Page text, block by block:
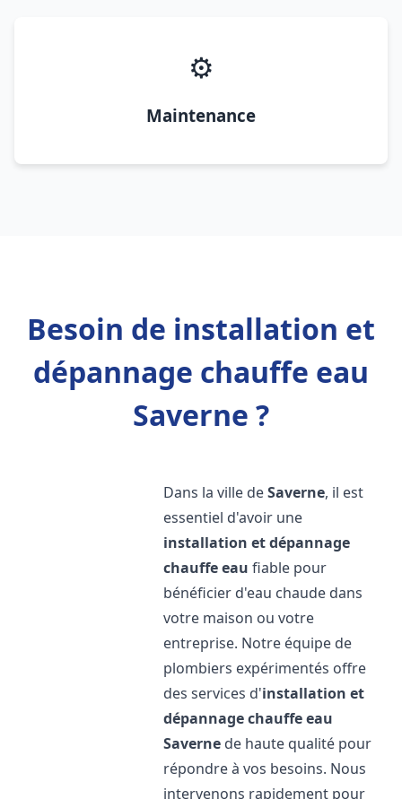
⚙️
Maintenance
Besoin de installation et
dépannage chauffe eau
Saverne ?
Dans la ville deSaverne, il est
essentiel d'avoir une
installation et dépannage
chauffe eau fiable pour
bénéficier d'eau chaude dans
votre maison ou votre
entreprise. Notre équipe de
plombiers expérimentés offre
des services d'installation et
dépannage chauffe eau
Saverne de haute qualité pour
répondre à vos besoins. Nous
intervenons rapidement pour